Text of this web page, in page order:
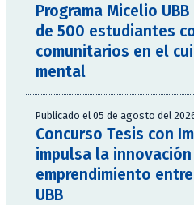
Programa Micelio
de 500 estudiantes
comunitarios en el
mental
Publicado el 05 de agosto del
Concurso Tesis con
impulsa la
emprendimiento
UBB